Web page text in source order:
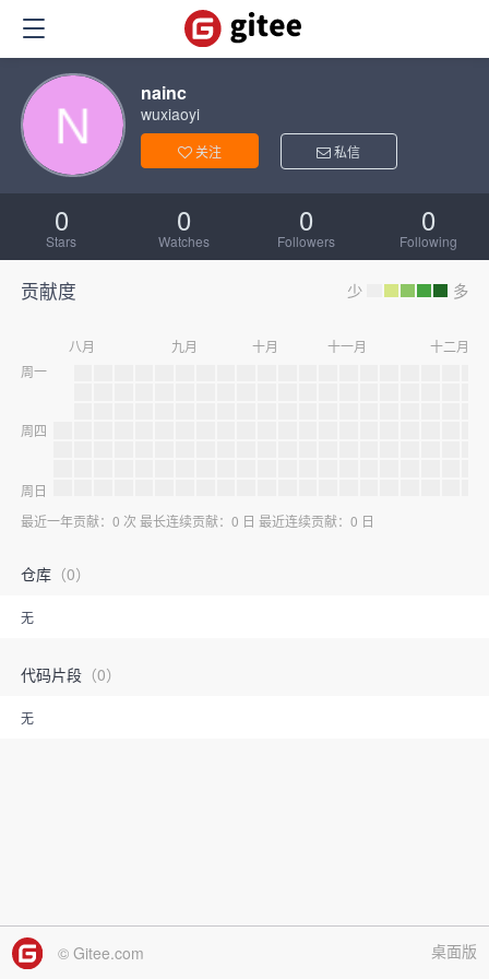
nainc
wuxiaoyi
关注 私信
0
Stars
0
Watches
0
Followers
0
Following
贡献度 少 多
周一
周四
周日
八月 九月 十月 十一月 十二月
最近一年贡献：0 次 最长连续贡献：0 日 最近连续贡献：0 日
仓库 （0）
无
代码片段 （0）
无
© Gitee.com 桌面版